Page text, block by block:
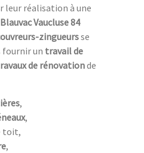
leur réalisation à une
Vaucluse 84
zingueursse
fournir un travail de
de rénovationde
,
,
toit,
,